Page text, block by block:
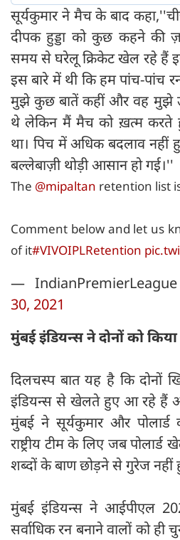
सूर्यकुमार ने मैच के बाद
दीपक हुड्डा को कुछ कहने की
समय से घरेलू क्रिकेट खेल रहे हैं
इस बारे में थी कि हम पांच-पांच
मुझे कुछ बातें कहीं और वह मुझे
थे लेकिन मैं मैच को ख़त्म करते
था। पिच में अधिक बदलाव
बल्लेबाज़ी थोड़ी आसान हो गई।''
The @mipaltan retention list
Comment below and let us
of it#VIVOIPLRetention
— IndianPremierLeague
30, 2021
मुंबई इंडियन्स ने दोनों को किया
दिलचस्प बात यह है कि दोनों
इंडियन्स से खेलते हुए आ रहे हैं
मुंबई ने सूर्यकुमार और पोलार्ड
राष्ट्रीय टीम के लिए जब पोलार्ड
शब्दों के बाण छोड़ने से गुरेज
मुंबई इंडियन्स ने आईपीएल
सर्वाधिक रन बनाने वालों को ही